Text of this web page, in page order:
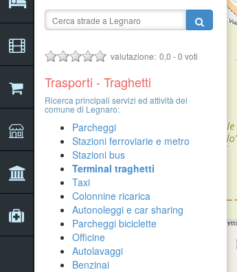
valutazione: 0,0 -0 voti
Trasporti - Traghetti
Ricerca principali servizi ed attività del
comune di Legnaro:
Parcheggi
Stazioni ferroviarie e metro
Stazioni bus
Terminal traghetti
Taxi
Colonnine ricarica
Autonoleggi e car sharing
Parcheggi biciclette
Officine
Autolavaggi
Benzinai